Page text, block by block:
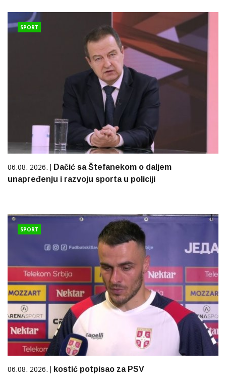
SPORT
06.08. 2026. |
Dačić sa Štefanekom o daljem
unapređenju i razvoju sporta u policiji
SPORT
06.08. 2026. | kostić potpisao za PSV